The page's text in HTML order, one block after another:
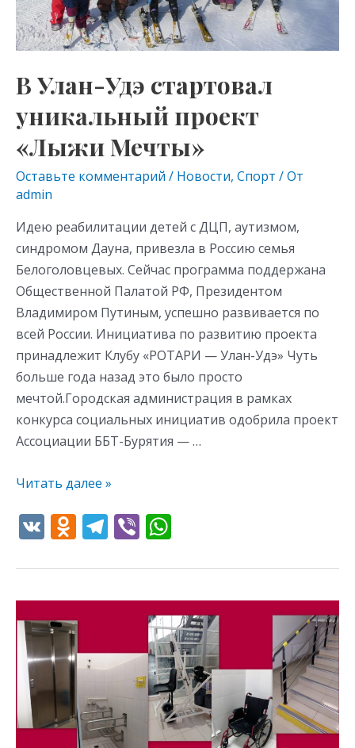
В Улан-Удэ стартовал
уникальный проект
«Лыжи Мечты»
Оставьте комментарий / Новости, Спорт / От
admin
Идею реабилитации детей с ДЦП, аутизмом,
синдромом Дауна, привезла в Россию семья
Белоголовцевых. Сейчас программа поддержана
Общественной Палатой РФ, Президентом
Владимиром Путиным, успешно развивается по
всей России. Инициатива по развитию проекта
принадлежит Клубу «РОТАРИ — Улан-Удэ» Чуть
больше года назад это было просто
мечтой.Городская администрация в рамках
конкурса социальных инициатив одобрила проект
Ассоциации ББТ-Бурятия — …
«Лыжи
Мечты»
Читать далее »
V O
n
o
kl
as
s
ni
ki
T
e
gr
m
Vi
er at
s
A
p
p
Бурятии
становится
доступнее!